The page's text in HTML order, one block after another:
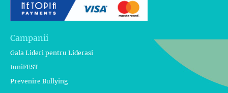
Campanii
Gala Lideri pentru Liderasi
1uniFEST
Prevenire Bullying